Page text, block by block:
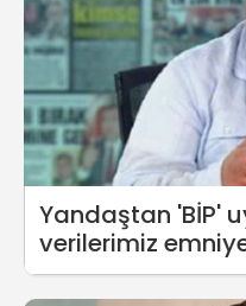
Yandaştan 'BİP'
verilerimiz
paylaşılabilir